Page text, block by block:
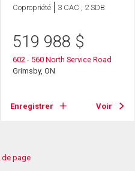
Copropriété 3 CAC , 2 SDB
519 988 $
602 - 560 North Service Road
Grimsby, ON
Enregistrer Voir
de page